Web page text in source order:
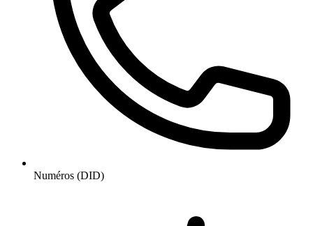
Numéros (DID)